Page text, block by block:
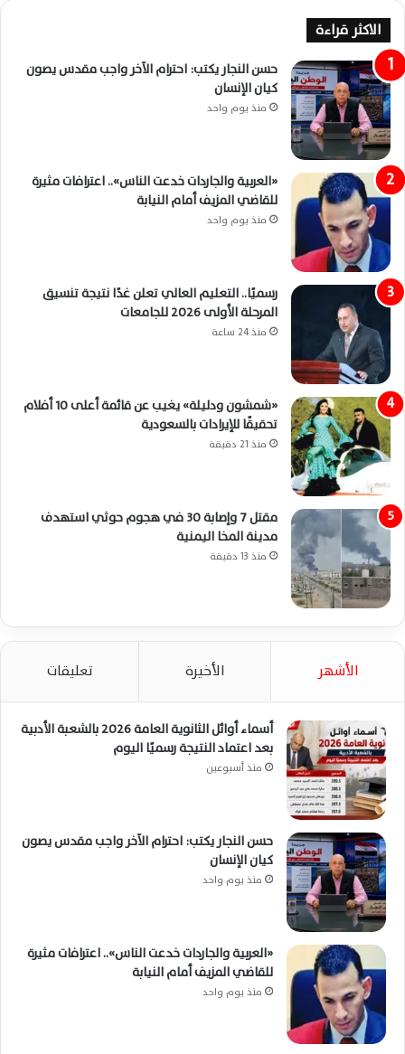
الاكثر قراءة
حسن النجار يكتب: احترام الآخر واجب مقدس يصون
كيان الإنسان
منذ يوم واحد
«العربية والجاردات خدعت الناس».. اعترافات مثيرة
للقاضي المزيف أمام النيابة
منذ يوم واحد
رسميًا.. التعليم العالي تعلن غدًا نتيجة تنسيق
المرحلة الأولى 2026 للجامعات
منذ 24 ساعة
«شمشون ودليلة» يغيب عن قائمة أعلى 10 أفلام
تحقيقًا للإيرادات بالسعودية
منذ 21 دقيقة
مقتل 7 وإصابة 30 في هجوم حوثي استهدف
مدينة المخا اليمنية
منذ 13 دقيقة
الأشهر الأخيرة تعليقات
أسماء أوائل الثانوية العامة 2026 بالشعبة الأدبية
بعد اعتماد النتيجة رسميًا اليوم
منذ أسبوعين
حسن النجار يكتب: احترام الآخر واجب مقدس يصون
كيان الإنسان
منذ يوم واحد
«العربية والجاردات خدعت الناس».. اعترافات مثيرة
للقاضي المزيف أمام النيابة
منذ يوم واحد